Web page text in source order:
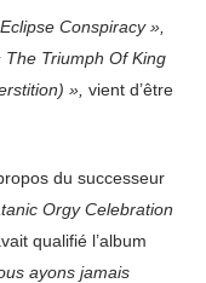
Conspiracy »,
The Triumph Of King
», vient d’être
du successeur
Orgy Celebration
qualifié l’album
ayons jamais